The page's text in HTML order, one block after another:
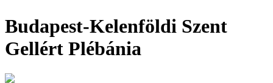
Budapest-Kelenföldi Szent
Gellért Plébánia